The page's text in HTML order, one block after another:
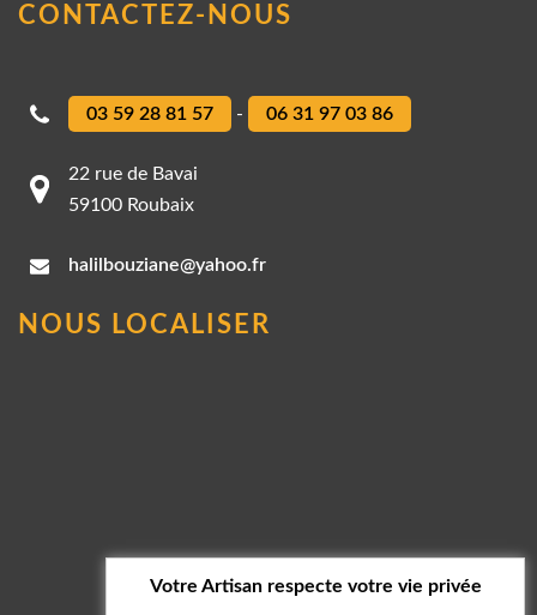
CONTACTEZ-NOUS
03 59 28 81 57 - 06 31 97 03 86
22 rue de Bavai
59100 Roubaix
halilbouziane@yahoo.fr
NOUS LOCALISER
Votre Artisan respecte votre vie privée